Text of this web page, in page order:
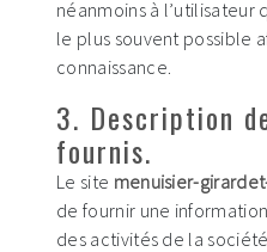
néanmoins à l’utilisateur
le plus souvent possible
connaissance.
3. Description
fournis.
Le site menuisier-
de fournir une
des activités de la